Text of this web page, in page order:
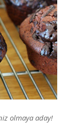
olmaya aday!